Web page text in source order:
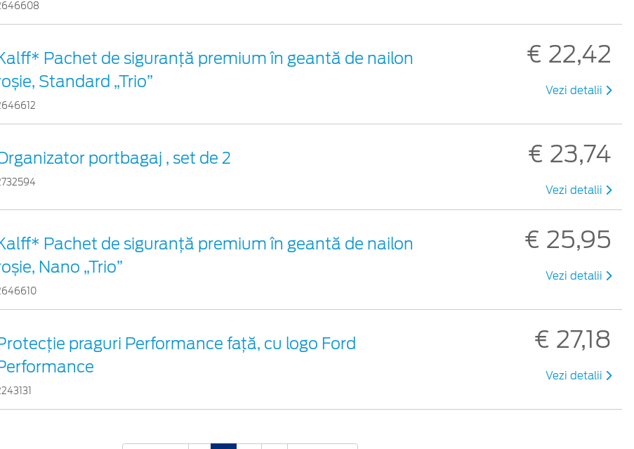
Pachet de siguranţă premium în geantă de nailon
Standard „Trio”
€ 22,42
Vezi detalii
portbagaj , set de 2 € 23,74
Vezi detalii
Pachet de siguranţă premium în geantă de nailon
Nano „Trio”
€ 25,95
Vezi detalii
praguri Performance față, cu logo Ford
€ 27,18
Vezi detalii